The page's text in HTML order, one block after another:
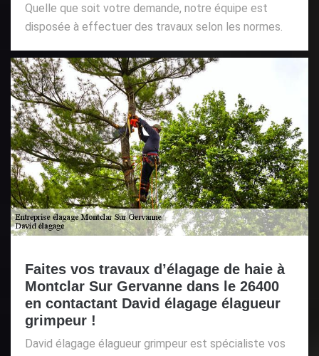
Quelle que soit votre demande, notre équipe est
disposée à effectuer des travaux selon les normes.
Faites vos travaux d’élagage de haie à
Montclar Sur Gervanne dans le 26400
en contactant David élagage élagueur
grimpeur !
David élagage élagueur grimpeur est spécialiste vos